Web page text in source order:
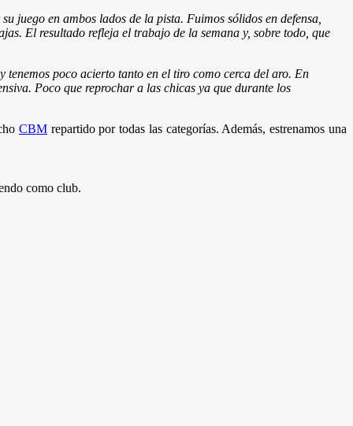
juego en ambos lados de la pista. Fuimos sólidos en defensa,
El resultado refleja el trabajo de la semana y, sobre todo, que
poco acierto tanto en el tiro como cerca del aro. En
Poco que reprochar a las chicas ya que durante los
CBMrepartido por todas las categorías. Además, estrenamos una
como club.